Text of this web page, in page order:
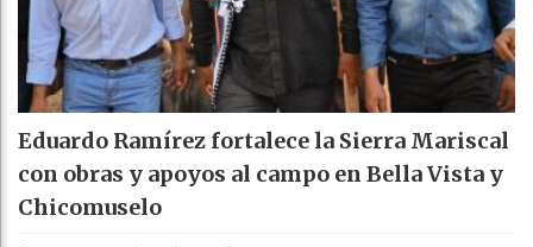
Eduardo Ramírez fortalece la Sierra Mariscal
con obras y apoyos al campo en Bella Vista y
Chicomuselo